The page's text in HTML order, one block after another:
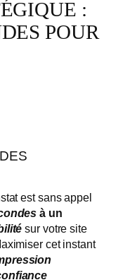
:
POUR
est sans appel
à un
sur votre site
cet instant